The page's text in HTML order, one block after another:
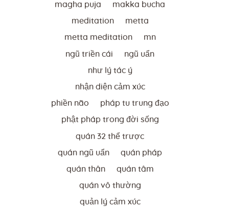
magha puja makka bucha
meditation metta
metta meditation mn
ngũ triền cái ngũ uẩn
như lý tác ý
nhận diện cảm xúc
phiền não pháp tu trung đạo
phật pháp trong đời sống
quán 32 thể trược
quán ngũ uẩn quán pháp
quán thân quán tâm
quán vô thường
quản lý cảm xúc